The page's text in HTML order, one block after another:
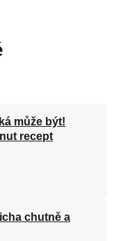
může být!
recept
chutně a